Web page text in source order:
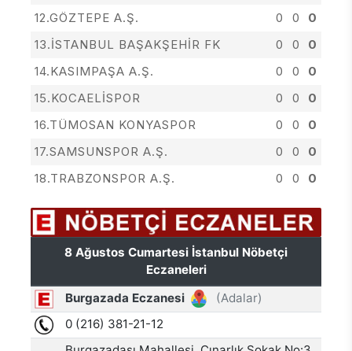
12.GÖZTEPE A.Ş.
0 0
0
13.İSTANBUL BAŞAKŞEHİR FK
0 0
0
14.KASIMPAŞA A.Ş.
0 0
0
15.KOCAELİSPOR
0 0
0
16.TÜMOSAN KONYASPOR
0 0
0
17.SAMSUNSPOR A.Ş.
0 0
0
18.TRABZONSPOR A.Ş.
0 0 0